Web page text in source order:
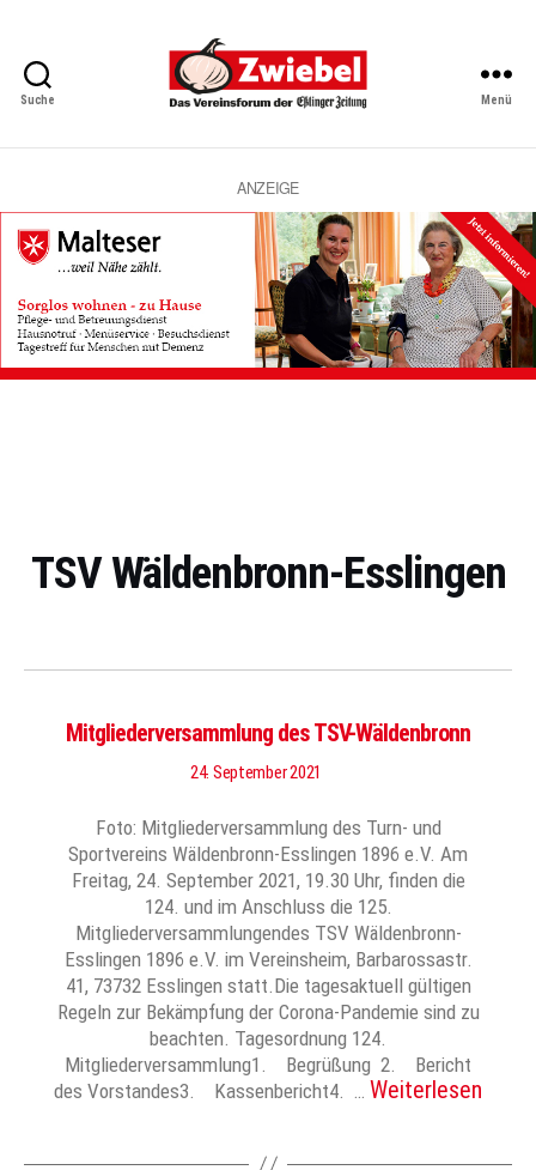
Suche
Vereinsforum
Eßlinger
Zeitung
Menü
ANZEIGE
TSV Wäldenbronn-Esslingen
Mitgliederversammlung des TSV-Wäldenbronn
24. September 2021
Foto: Mitgliederversammlung des Turn- und
Sportvereins Wäldenbronn-Esslingen 1896 e.V. Am
Freitag, 24. September 2021, 19.30 Uhr, finden die
124. und im Anschluss die 125.
Mitgliederversammlungendes TSV Wäldenbronn-
Esslingen 1896 e.V. im Vereinsheim, Barbarossastr.
41, 73732 Esslingen statt.Die tagesaktuell gültigen
Regeln zur Bekämpfung der Corona-Pandemie sind zu
beachten. Tagesordnung 124.
Mitgliederversammlung1. Begrüßung 2. Bericht
des Vorstandes3. Kassenbericht4. … Weiterlesen